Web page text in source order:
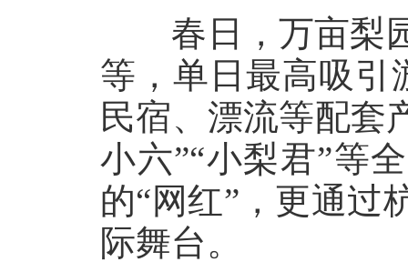
春日，万亩梨园
等，单日最高吸引
民宿、漂流等配套
小六”“小梨君”等
的“网红”，更通过
际舞台。